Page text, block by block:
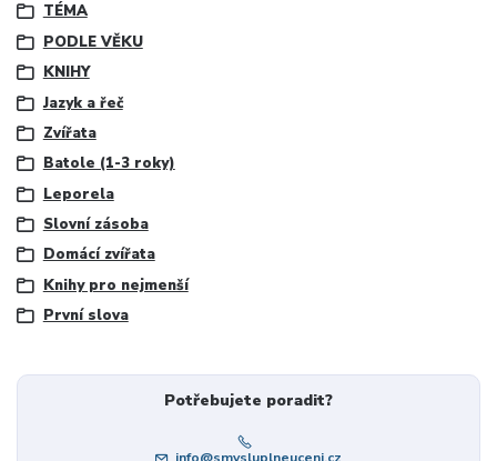
TÉMA
PODLE VĚKU
KNIHY
Jazyk a řeč
Zvířata
Batole (1-3 roky)
Leporela
Slovní zásoba
Domácí zvířata
Knihy pro nejmenší
První slova
Potřebujete poradit?
info@smysluplneuceni.cz